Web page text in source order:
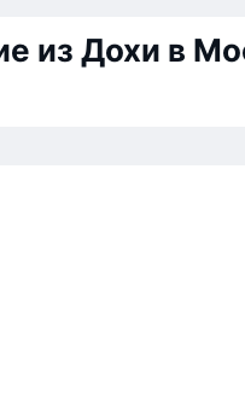
из Дохи в